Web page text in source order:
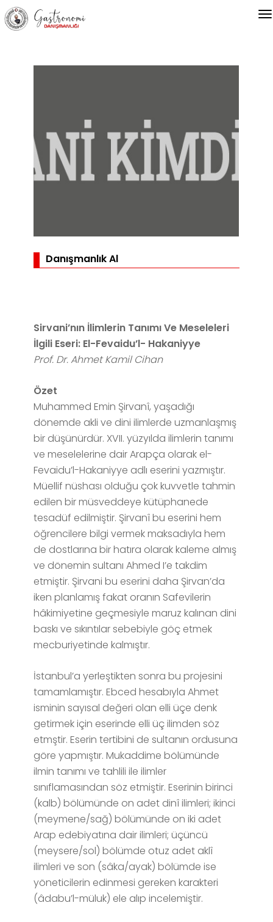
Danışmanlık Al
Sirvani’nın İlimlerin Tanımı Ve Meseleleri
İlgili Eseri: El-Fevaidu’l- Hakaniyye
Prof. Dr. Ahmet Kamil Cihan
Özet
Muhammed Emin Şirvanî, yaşadığı
dönemde akli ve dini ilimlerde uzmanlaşmış
bir düşünürdür. XVII. yüzyılda ilimlerin tanımı
ve meselelerine dair Arapça olarak el-
Fevaidu’l-Hakaniyye adlı eserini yazmıştır.
Müellif nüshası olduğu çok kuvvetle tahmin
edilen bir müsveddeye kütüphanede
tesadüf edilmiştir. Şirvanî bu eserini hem
öğrencilere bilgi vermek maksadıyla hem
de dostlarına bir hatıra olarak kaleme almış
ve dönemin sultanı Ahmed I’e takdim
etmiştir. Şirvani bu eserini daha Şirvan’da
iken planlamış fakat oranın Safevilerin
hâkimiyetine geçmesiyle maruz kalınan dini
baskı ve sıkıntılar sebebiyle göç etmek
mecburiyetinde kalmıştır.
İstanbul’a yerleştikten sonra bu projesini
tamamlamıştır. Ebced hesabıyla Ahmet
isminin sayısal değeri olan elli üçe denk
getirmek için eserinde elli üç ilimden söz
etmştir. Eserin tertibini de sultanın ordusuna
göre yapmıştır. Mukaddime bölümünde
ilmin tanımı ve tahlili ile ilimler
sınıflamasından söz etmiştir. Eserinin birinci
(kalb) bölümünde on adet dinî ilimleri; ikinci
(meymene/sağ) bölümünde on iki adet
Arap edebiyatına dair ilimleri; üçüncü
(meysere/sol) bölümde otuz adet aklî
ilimleri ve son (sâka/ayak) bölümde ise
yöneticilerin edinmesi gereken karakteri
(âdabu’l-müluk) ele alıp incelemiştir.